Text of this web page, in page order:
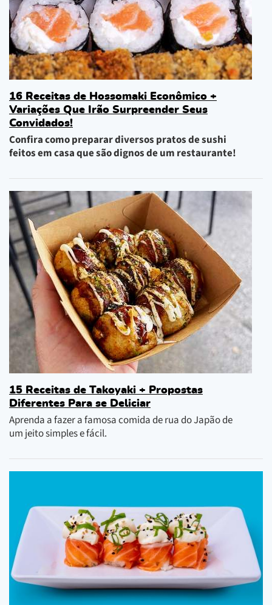
16 Receitas de Hossomaki Econômico +
Variações Que Irão Surpreender Seus
Convidados!
Confira como preparar diversos pratos de sushi
feitos em casa que são dignos de um restaurante!
15 Receitas de Takoyaki + Propostas
Diferentes Para se Deliciar
Aprenda a fazer a famosa comida de rua do Japão de
um jeito simples e fácil.